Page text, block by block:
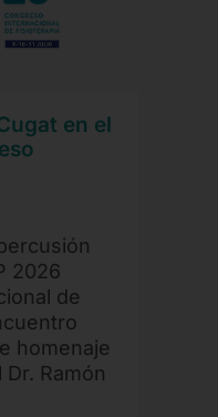
en el
2026
de
homenaje
Ramón